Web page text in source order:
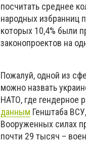
посчитать среднее
народных избранниц
которых 10,4% были
законопроектов на
Пожалуй, одной из
можно назвать
НАТО, где гендерное
данным Генштаба
Вооруженных силах
почти 29 тысяч –